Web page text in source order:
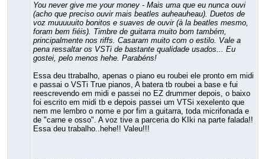
You never give me your money - Mais uma que eu nunca ouvi
(acho que preciso ouvir mais beatles auheauheau). Duetos de
voz muuuuuito bonitos e suaves de ouvir (à la beatles mesmo,
foram bem fiéis). Timbre de guitarra muito bom também,
principalmente nos riffs. Casaram muito com o estilo. Vale a
pena ressaltar os VSTi de bastante qualidade usados... Eu
gostei, pelo menos hehe. Parabéns!
Essa deu ttrabalho, apenas o piano eu roubei ele pronto em midi
e passai o VSTi True pianos, A batera tb roubei a base e fui
reescrevendo em midi e passei no EZ drummer depois, o baixo
foi escrito em midi tb e depois passei um VTSi xexelento que
nem me lembro o nome e por fim a guitarra, toda micrifonada e
de "carne e osso". A voz tive a parceria do KIki na parte falada!!
Essa deu trabalho..hehe!! Valeu!!!